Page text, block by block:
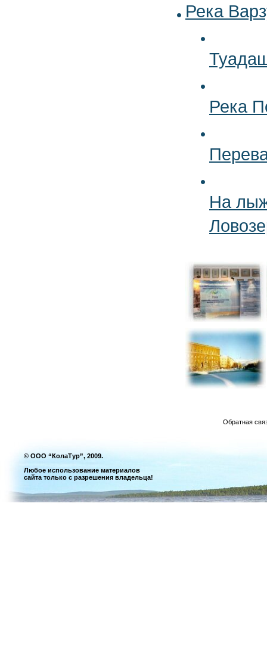
Река
Река
На
Обратная
© ООО “КолаТур”, 2009.
Любое использование материалов
сайта только с разрешения владельца!